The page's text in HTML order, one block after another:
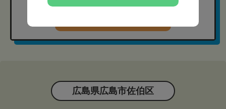
完全無料
広島県広島市佐伯区